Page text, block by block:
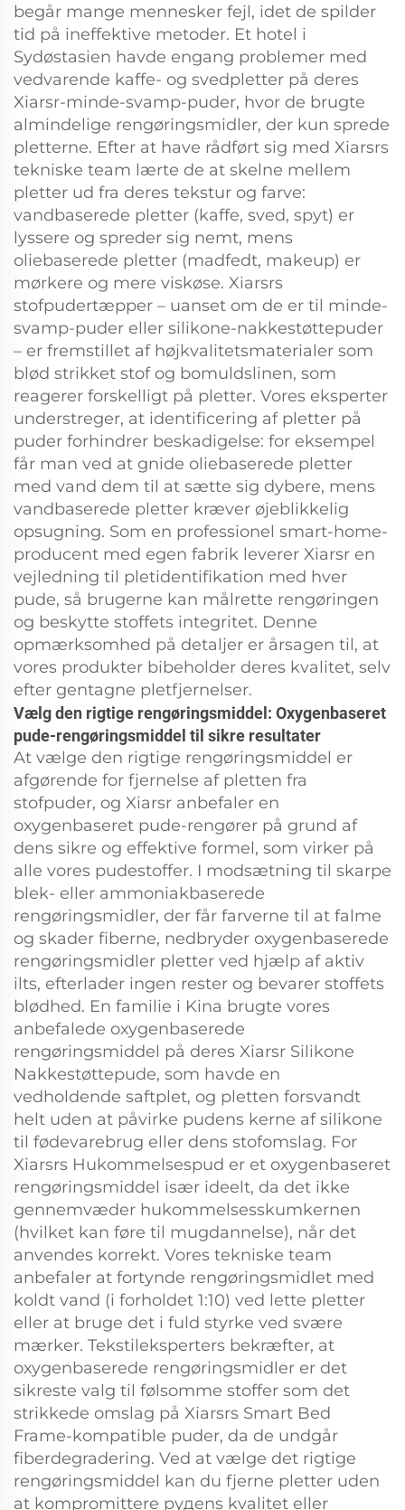
begår mange mennesker fejl, idet de spilder
tid på ineffektive metoder. Et hotel i
Sydøstasien havde engang problemer med
vedvarende kaffe- og svedpletter på deres
Xiarsr-minde-svamp-puder, hvor de brugte
almindelige rengøringsmidler, der kun sprede
pletterne. Efter at have rådført sig med Xiarsrs
tekniske team lærte de at skelne mellem
pletter ud fra deres tekstur og farve:
vandbaserede pletter (kaffe, sved, spyt) er
lyssere og spreder sig nemt, mens
oliebaserede pletter (madfedt, makeup) er
mørkere og mere viskøse. Xiarsrs
stofpudertæpper – uanset om de er til minde-
svamp-puder eller silikone-nakkestøttepuder
– er fremstillet af højkvalitetsmaterialer som
blød strikket stof og bomuldslinen, som
reagerer forskelligt på pletter. Vores eksperter
understreger, at identificering af pletter på
puder forhindrer beskadigelse: for eksempel
får man ved at gnide oliebaserede pletter
med vand dem til at sætte sig dybere, mens
vandbaserede pletter kræver øjeblikkelig
opsugning. Som en professionel smart-home-
producent med egen fabrik leverer Xiarsr en
vejledning til pletidentifikation med hver
pude, så brugerne kan målrette rengøringen
og beskytte stoffets integritet. Denne
opmærksomhed på detaljer er årsagen til, at
vores produkter bibeholder deres kvalitet, selv
efter gentagne pletfjernelser.
Vælg den rigtige rengøringsmiddel: Oxygenbaseret
pude-rengøringsmiddel til sikre resultater
At vælge den rigtige rengøringsmiddel er
afgørende for fjernelse af pletten fra
stofpuder, og Xiarsr anbefaler en
oxygenbaseret pude-rengører på grund af
dens sikre og effektive formel, som virker på
alle vores pudestoffer. I modsætning til skarpe
blek- eller ammoniakbaserede
rengøringsmidler, der får farverne til at falme
og skader fiberne, nedbryder oxygenbaserede
rengøringsmidler pletter ved hjælp af aktiv
ilts, efterlader ingen rester og bevarer stoffets
blødhed. En familie i Kina brugte vores
anbefalede oxygenbaserede
rengøringsmiddel på deres Xiarsr Silikone
Nakkestøttepude, som havde en
vedholdende saftplet, og pletten forsvandt
helt uden at påvirke pudens kerne af silikone
til fødevarebrug eller dens stofomslag. For
Xiarsrs Hukommelsespud er et oxygenbaseret
rengøringsmiddel især ideelt, da det ikke
gennemvæder hukommelsesskumkernen
(hvilket kan føre til mugdannelse), når det
anvendes korrekt. Vores tekniske team
anbefaler at fortynde rengøringsmidlet med
koldt vand (i forholdet 1:10) ved lette pletter
eller at bruge det i fuld styrke ved svære
mærker. Tekstileksperters bekræfter, at
oxygenbaserede rengøringsmidler er det
sikreste valg til følsomme stoffer som det
strikkede omslag på Xiarsrs Smart Bed
Frame-kompatible puder, da de undgår
fiberdegradering. Ved at vælge det rigtige
rengøringsmiddel kan du fjerne pletter uden
at kompromittere pудens kvalitet eller